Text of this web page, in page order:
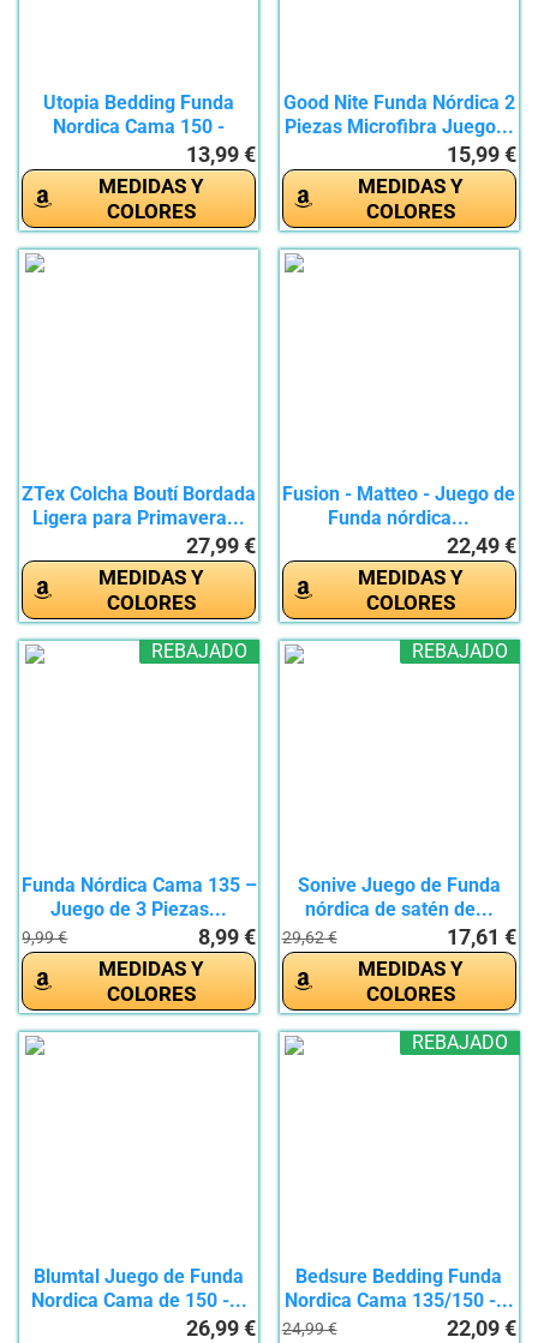
Utopia Bedding Funda
Nordica Cama 150 -
Microfibra...13,99 €
MEDIDAS Y
COLORES
Good Nite Funda Nórdica 2
Piezas Microfibra Juego...
15,99 €
MEDIDAS Y
COLORES
ZTex Colcha Boutí Bordada
Ligera para Primavera...
27,99 €
MEDIDAS Y
COLORES
Fusion - Matteo - Juego de
Funda nórdica...
22,49 €
MEDIDAS Y
COLORES
REBAJADO
Funda Nórdica Cama 135 –
Juego de 3 Piezas...
9,99 € 8,99 €
MEDIDAS Y
COLORES
REBAJADO
Sonive Juego de Funda
nórdica de satén de...
29,62 € 17,61 €
MEDIDAS Y
COLORES
Blumtal Juego de Funda
Nordica Cama de 150 -...
26,99 €
REBAJADO
Bedsure Bedding Funda
Nordica Cama 135/150 -...
24,99 € 22,09 €